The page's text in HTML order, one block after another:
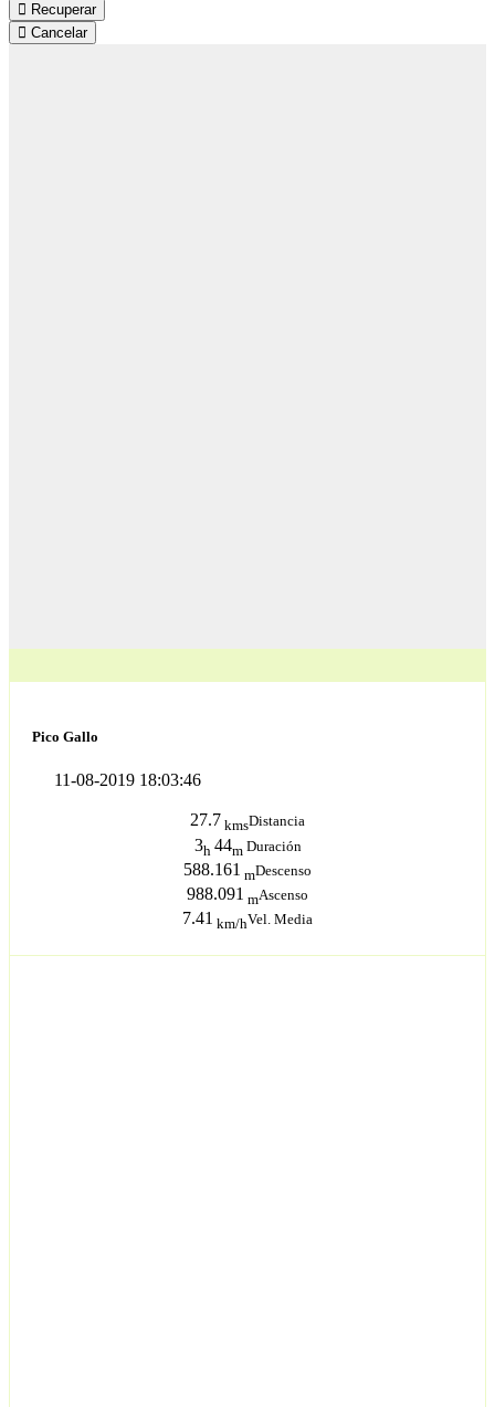
Recuperar
Cancelar
Pico Gallo
11-08-2019 18:03:46
27.7 kmsDistancia
3h 44m Duración
588.161 mDescenso
988.091 mAscenso
7.41 km/hVel. Media